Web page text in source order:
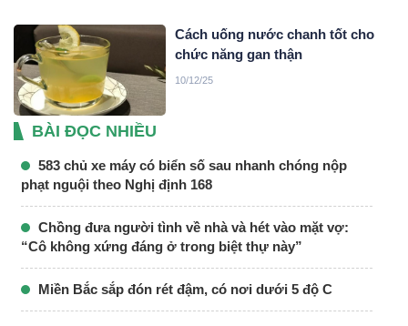
Cách uống nước chanh tốt cho
chức năng gan thận
10/12/25
BÀI ĐỌC NHIỀU
583 chủ xe máy có biển số sau nhanh chóng nộp
phạt nguội theo Nghị định 168
Chồng đưa người tình về nhà và hét vào mặt vợ:
“Cô không xứng đáng ở trong biệt thự này”
Miền Bắc sắp đón rét đậm, có nơi dưới 5 độ C